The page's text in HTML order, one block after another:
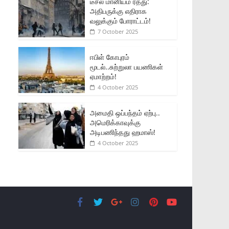
அதிபருக்கு எதிராக
வலுக்கும் போராட்டம்!
7 October 2025
ஈபிள் கோபுரம்
மூடல்..சுற்றுலா பயணிகள்
ஏமாற்றம்!
4 October 2025
அமைதி ஒப்பந்தம் ஏற்பு..
அமெரிக்காவுக்கு
அடிபணிந்தது ஹமாஸ்!
4 October 2025